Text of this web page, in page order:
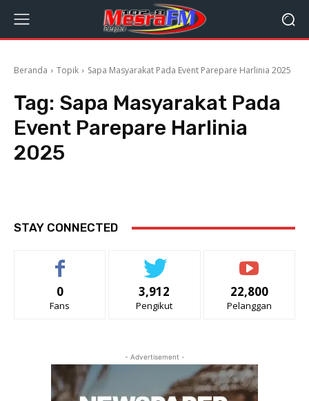
Beranda Topik Sapa Masyarakat Pada Event Parepare Harlinia 2025
Tag: Sapa Masyarakat Pada
Event Parepare Harlinia
2025
STAY CONNECTED
0
Fans
3,912
Pengikut
22,800
Pelanggan
- Advertisement -